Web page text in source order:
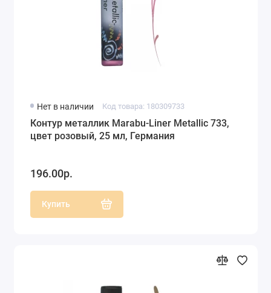
Нет в наличии Код товара: 180309733
Контур металлик Marabu-Liner Metallic 733,
цвет розовый, 25 мл, Германия
196.00р.
Купить